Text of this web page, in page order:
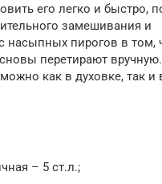
его легко и быстро,
замешивания и
насыпных пирогов в том,
перетирают
как в духовке, так и
– 5 ст.л.;